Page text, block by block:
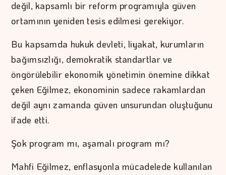
değil, kapsamlı bir reform programıyla güven
ortamının yeniden tesis edilmesi gerekiyor.
Bu kapsamda hukuk devleti, liyakat, kurumların
bağımsızlığı, demokratik standartlar ve
öngörülebilir ekonomik yönetimin önemine dikkat
çeken Eğilmez, ekonominin sadece rakamlardan
değil aynı zamanda güven unsurundan oluştuğunu
ifade etti.
Şok program mı, aşamalı program mı?
Mahfi Eğilmez, enflasyonla mücadelede kullanılan